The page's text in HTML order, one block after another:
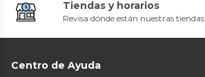
Tiendas y horarios
Revisa dónde están nuestras tiendas
Centro de Ayuda